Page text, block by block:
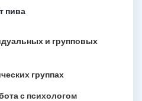
пива
и групповых
группах
с психологом